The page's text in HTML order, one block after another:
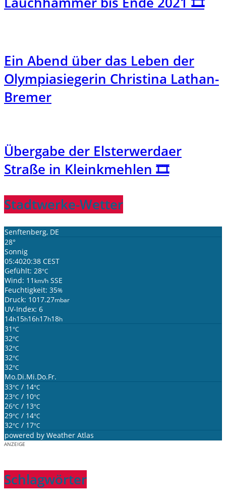
Ein Abend über das Leben der
Olympiasiegerin Christina Lathan-
Bremer
Übergabe der Elsterwerdaer
Straße in Kleinkmehlen 🎞️
Stadtwerke-Wetter
Senftenberg, DE
28°
Sonnig
05:4020:38 CEST
Gefühlt: 28°C
Wind: 11 km/h SSE
Feuchtigkeit: 35%
Druck: 1017.27mbar
UV-Index: 6
14h15h16h17h18h
31 °C
32°C
32°C
32°C
32°C
Mo.Di.Mi.Do.Fr.
33°C / 14°C
23°C / 10°C
26°C / 13°C
29°C / 14°C
32°C / 17°C
powered by Weather Atlas
ANZEIGE
Schlagwörter